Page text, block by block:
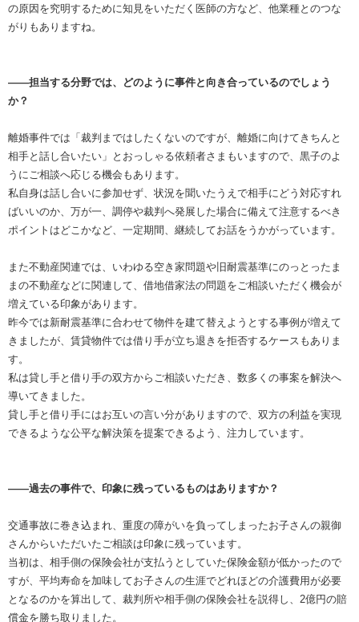
の原因を究明するために知見をいただく医師の方など、他業種とのつな
がりもありますね。
――担当する分野では、どのように事件と向き合っているのでしょう
か？
離婚事件では「裁判まではしたくないのですが、離婚に向けてきちんと
相手と話し合いたい」とおっしゃる依頼者さまもいますので、黒子のよ
うにご相談へ応じる機会もあります。
私自身は話し合いに参加せず、状況を聞いたうえで相手にどう対応すれ
ばいいのか、万が一、調停や裁判へ発展した場合に備えて注意するべき
ポイントはどこかなど、一定期間、継続してお話をうかがっています。
また不動産関連では、いわゆる空き家問題や旧耐震基準にのっとったま
まの不動産などに関連して、借地借家法の問題をご相談いただく機会が
増えている印象があります。
昨今では新耐震基準に合わせて物件を建て替えようとする事例が増えて
きましたが、賃貸物件では借り手が立ち退きを拒否するケースもありま
す。
私は貸し手と借り手の双方からご相談いただき、数多くの事案を解決へ
導いてきました。
貸し手と借り手にはお互いの言い分がありますので、双方の利益を実現
できるような公平な解決策を提案できるよう、注力しています。
――過去の事件で、印象に残っているものはありますか？
交通事故に巻き込まれ、重度の障がいを負ってしまったお子さんの親御
さんからいただいたご相談は印象に残っています。
当初は、相手側の保険会社が支払うとしていた保険金額が低かったので
すが、平均寿命を加味してお子さんの生涯でどれほどの介護費用が必要
となるのかを算出して、裁判所や相手側の保険会社を説得し、2億円の賠
償金を勝ち取りました。